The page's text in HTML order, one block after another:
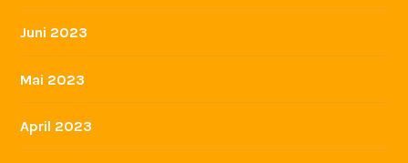
Juni 2023
Mai 2023
April 2023